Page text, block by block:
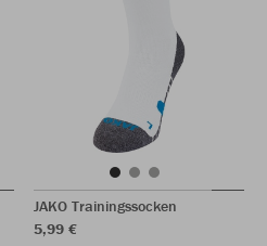
JAKO Trainingssocken
5,99 €